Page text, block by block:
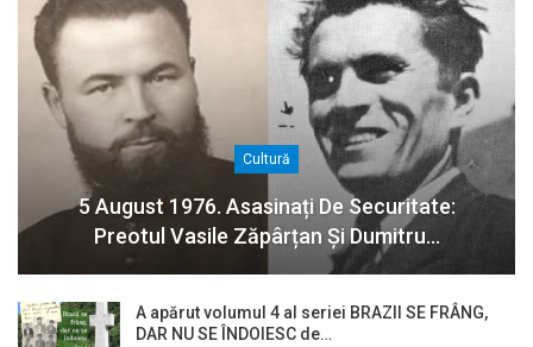
Cultură
5 August 1976. Asasinați De Securitate:
Preotul Vasile Zăpârțan Și Dumitru…
A apărut volumul 4 al seriei BRAZII SE FRÂNG,
DAR NU SE ÎNDOIESC de…